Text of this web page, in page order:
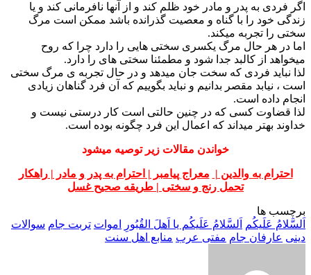
اگر فردی به پدر و مادر خود ظلم کند و از آنها نافرمانی کند و یا
زندگی خود را با گناه و معصیت گذرانده باشد ممکن است مرگ
سختی را تجربه میکند.
اما در هر حال مرگ یکسری سختی هایی را دارد چرا که روح
میخواهد از کالبد جدا شود و مطمئنا سختی های را دارد.
لذا نباید فردی که سخت جان میدهد و در حال تجربه ی مرگ سختی
است ، نیابد مقصر بدانیم و نباید بگوییم که آن فرد گناهان زیادی
انجام داده است.
لذا قضاوت کسی که در چنین حالتی است کار درستی نیست و
خداوند بهتر میداند که اعمال این فرد چگونه بوده است.
خواندن مقالات زیر توصیه میشود
احترام به والدین | معراج پیامبر | احترام به پدر و مادر |راهکار
تحمل رنج و سختی | طریقه صحیح غسل
برچسب ها
اَلسَّلامُ عَلَیکُم
اَلسَّلامُ عَلَیکُم یا اَهلَ القُبُورِ اموات تربت جام سوالات
دینی عارفان جام مفتی عرب منابع اهل سنت